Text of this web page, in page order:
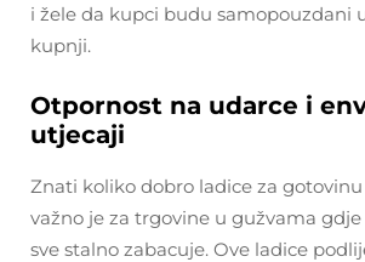
i žele da kupci budu samopouzdani
kupnji.
Otpornost na udarce i
utjecaji
Znati koliko dobro ladice za
važno je za trgovine u gužvama
sve stalno zabacuje. Ove ladice